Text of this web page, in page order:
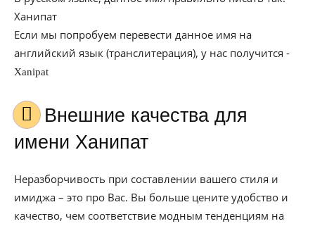
Ханипат
Если мы попробуем перевести данное имя на
английский язык (транслитерация), у нас получится -
Xanipat
Внешние качества для
имени Ханипат
Неразборчивость при составлении вашего стиля и
имиджа – это про Вас. Вы больше цените удобство и
качество, чем соответствие модным тенденциям на